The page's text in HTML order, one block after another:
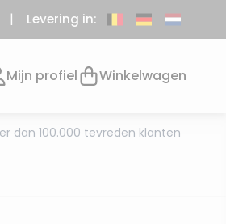
Levering in:
Mijn profiel Winkelwagen
dan 100.000 tevreden klanten